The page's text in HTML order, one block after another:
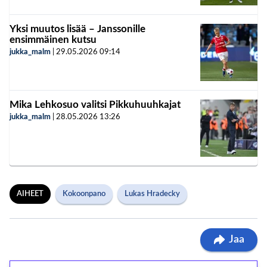
Yksi muutos lisää – Janssonille
ensimmäinen kutsu
jukka_malm 29.05.2026 09:14
Mika Lehkosuo valitsi Pikkuhuuhkajat
jukka_malm 28.05.2026 13:26
AIHEET Kokoonpano Lukas Hradecky
Jaa